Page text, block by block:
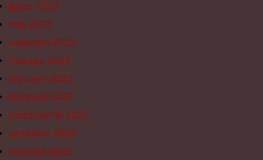
lipiec 2023
maj 2023
kwiecień 2023
marzec 2023
styczeń 2023
listopad 2022
październik 2022
wrzesień 2022
sierpień 2022